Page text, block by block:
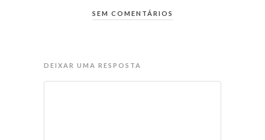
SEM COMENTÁRIOS
DEIXAR UMA RESPOSTA